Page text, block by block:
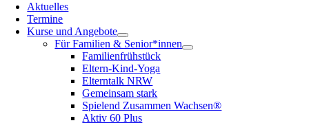
Aktuelles
Termine
Kurse und Angebote
Für Familien & Senior*innen
Familienfrühstück
Eltern-Kind-Yoga
Elterntalk NRW
Gemeinsam stark
Spielend Zusammen Wachsen®
Aktiv 60 Plus